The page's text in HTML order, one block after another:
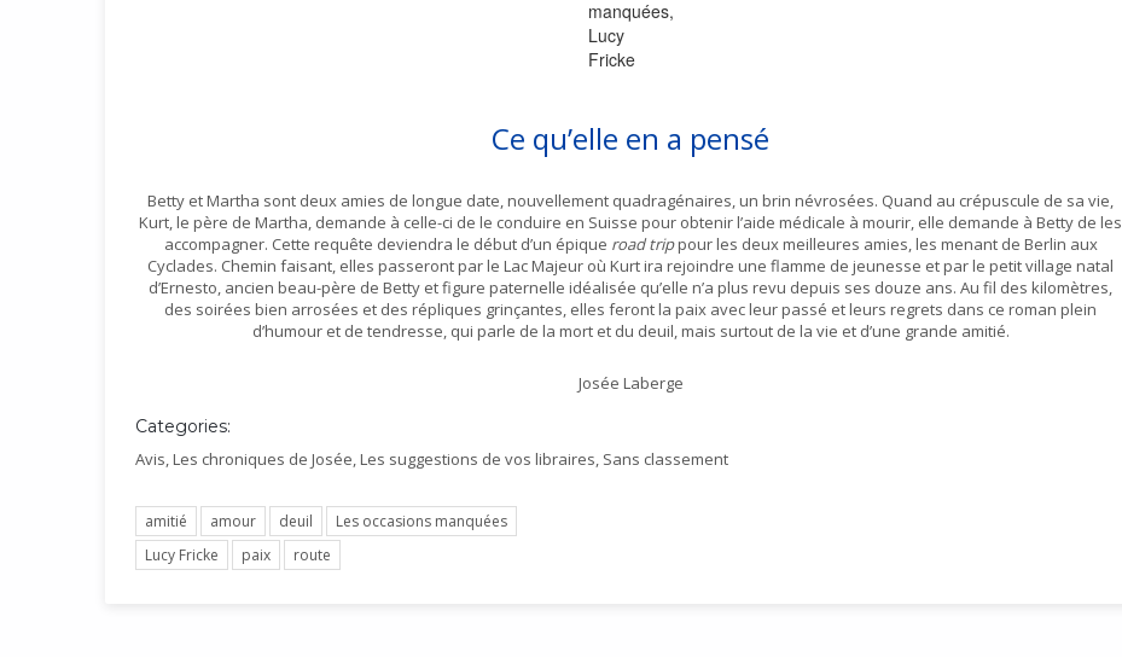
manquées,
Lucy
Fricke
Ce qu’elle en a pensé
Betty et Martha sont deux amies de longue date, nouvellement quadragénaires, un brin névrosées. Quand au crépuscule de sa vie,
Kurt, le père de Martha, demande à celle-ci de le conduire en Suisse pour obtenir l’aide médicale à mourir, elle demande à Betty de les
accompagner. Cette requête deviendra le début d’un épique road trippour les deux meilleures amies, les menant de Berlin aux
Cyclades. Chemin faisant, elles passeront par le Lac Majeur où Kurt ira rejoindre une flamme de jeunesse et par le petit village natal
d’Ernesto, ancien beau-père de Betty et figure paternelle idéalisée qu’elle n’a plus revu depuis ses douze ans. Au fil des kilomètres,
des soirées bien arrosées et des répliques grinçantes, elles feront la paix avec leur passé et leurs regrets dans ce roman plein
d’humour et de tendresse, qui parle de la mort et du deuil, mais surtout de la vie et d’une grande amitié.
Josée Laberge
Categories:
Avis,Les chroniques de Josée,Les suggestions de vos libraires, Sans classement
amitié amour deuil
Les occasions manquées
Lucy Fricke
paix route